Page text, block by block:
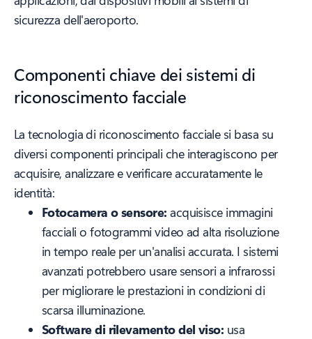
sicurezza dell'aeroporto.
Componenti chiave dei sistemi di
riconoscimento facciale
La tecnologia di riconoscimento facciale si basa su
diversi componenti principali che interagiscono per
acquisire, analizzare e verificare accuratamente le
identità:
Fotocamera o sensore: acquisisce immagini
facciali o fotogrammi video ad alta risoluzione
in tempo reale per un'analisi accurata. I sistemi
avanzati potrebbero usare sensori a infrarossi
per migliorare le prestazioni in condizioni di
scarsa illuminazione.
Software di rilevamento del viso: usa